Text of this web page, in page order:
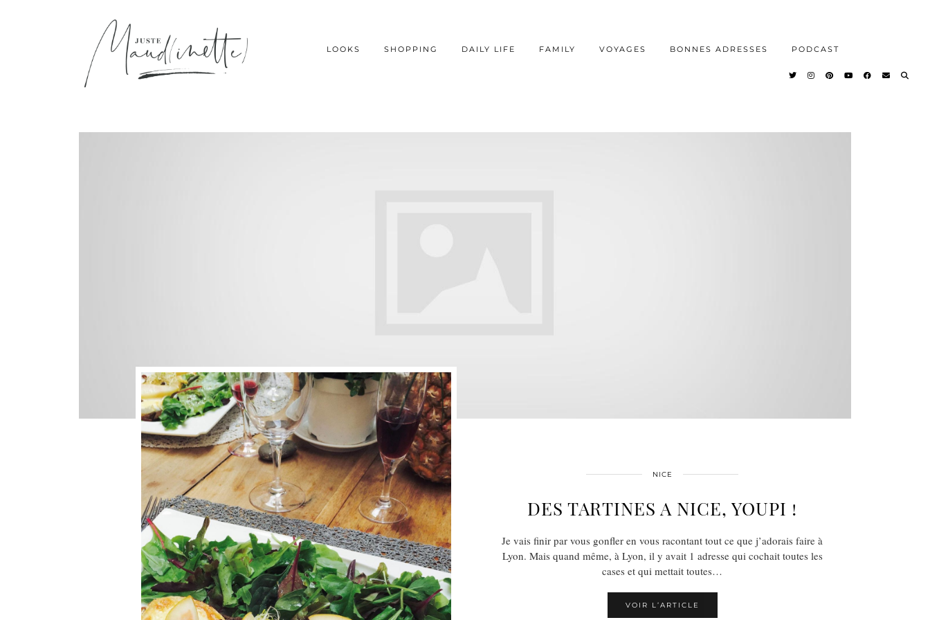
LOOKS SHOPPING DAILY LIFE FAMILY VOYAGES BONNES ADRESSES PODCAST
NICE
DES TARTINES A NICE, YOUPI !
Je vais finir par vous gonfler en vous racontant tout ce que j’adorais faire à
Lyon. Mais quand même, à Lyon, il y avait 1 adresse qui cochait toutes les
cases et qui mettait toutes…
VOIR L’ARTICLE